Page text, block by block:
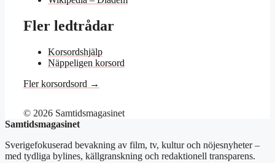
Fler ledtrådar
Korsordshjälp
Näppeligen korsord
Fler korsordsord →
© 2026 Samtidsmagasinet
Samtidsmagasinet
Sverigefokuserad bevakning av film, tv, kultur och nöjesnyheter –
med tydliga bylines, källgranskning och redaktionell transparens.